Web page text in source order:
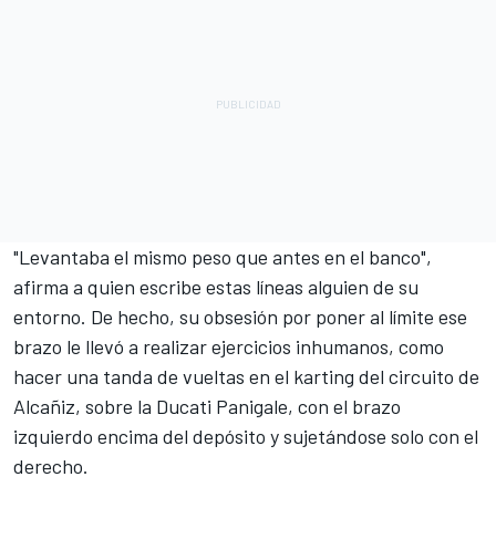
"Levantaba el mismo peso que antes en el banco",
afirma a quien escribe estas líneas alguien de su
entorno. De hecho, su obsesión por poner al límite ese
brazo le llevó a realizar ejercicios inhumanos, como
hacer una tanda de vueltas en el karting del circuito de
Alcañiz, sobre la Ducati Panigale, con el brazo
izquierdo encima del depósito y sujetándose solo con el
derecho.